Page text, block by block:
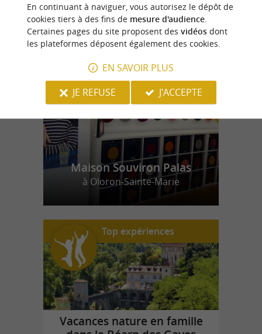
n
o
t
r
e
c
o
u
p
d
e
c
o
e
u
r
Maison Souviron Palas
à Oloron-Sainte-Marie
Top expériences
Vacances nature en famille
En continuant à naviguer, vous autorisez le dépôt de
cookies tiers à des fins de mesure d'audience.
Certaines pages du site proposent des vidéosdont
les plateformes déposent également des cookies.
EN SAVOIR PLUS
JE REFUSE
J'ACCEPTE